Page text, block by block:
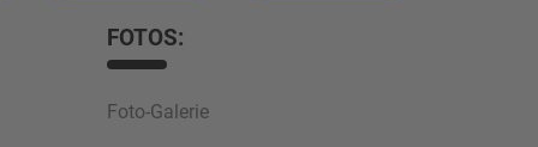
FOTOS:
Foto-Galerie